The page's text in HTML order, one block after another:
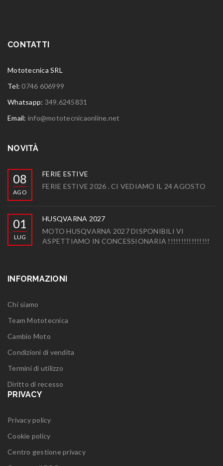
CONTATTI
Mototecnica SRL
Tel:0746 606999
Whatsapp: 349.6245831
Email: info@mototecnicaonline.net
NOVITÀ
08
AGO
FERIE ESTIVE
FERIE ESTIVE 2026 . CI VEDIAMO IL 24 AGOSTO
01
LUG
HUSQVARNA 2027
MOTO HUSQVARNA 2027 DISPONIBILI VI
ASPETTIAMO IN CONCESSIONARIA !!!!!!!!!!!!!!!!
INFORMAZIONI
Chi siamo
Team Mototecnica
Cambio Moto
Condizioni di vendita
Termini di utilizzo
Diritto di recesso
PRIVACY
Privacy policy
Cookie policy
Centro gestione privacy